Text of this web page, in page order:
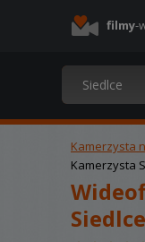
filmy-
Kamerzysta
Kamerzysta
Siedlce